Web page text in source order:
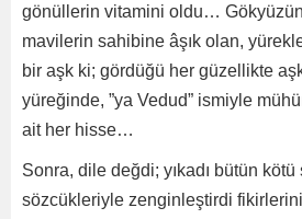
gönüllerin vitamini oldu…
mavilerin sahibine âşık olan,
bir aşk ki; gördüğü her güzellikte
yüreğinde, ”ya Vedud” ismiyle
ait her hisse…
Sonra, dile değdi; yıkadı bütün
sözcükleriyle zenginleştirdi